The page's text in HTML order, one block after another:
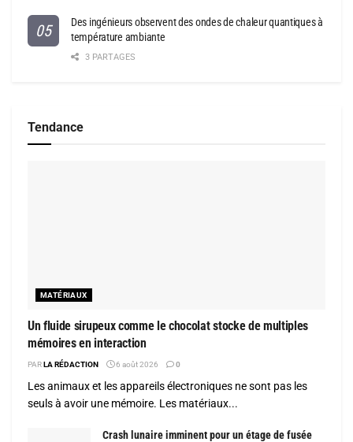
Des ingénieurs observent des ondes de chaleur quantiques à
température ambiante
3 PARTAGES
Tendance
MATÉRIAUX
Un fluide sirupeux comme le chocolat stocke de multiples
mémoires en interaction
PARLA RÉDACTION 6 août 2026 0
Les animaux et les appareils électroniques ne sont pas les
seuls à avoir une mémoire. Les matériaux...
Crash lunaire imminent pour un étage de fusée